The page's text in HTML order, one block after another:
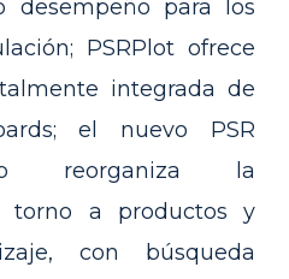
desempeño para los
PSRPlot ofrece
integrada de
el nuevo PSR
reorganiza la
torno a productos y
con búsqueda